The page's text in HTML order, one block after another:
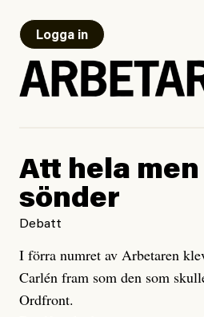
Logga in
Att hela
sönder
Debatt
I förra numret av Arbetaren
Carlén fram som den som
Ordfront.